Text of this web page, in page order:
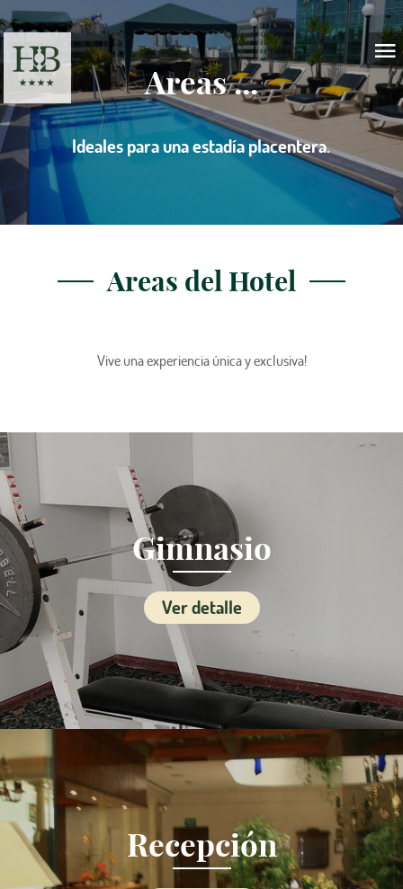
Areas ...
Ideales para una estadía placentera.
Areas del Hotel
Vive una experiencia única y exclusiva!
Gimnasio
Ver detalle
Recepción